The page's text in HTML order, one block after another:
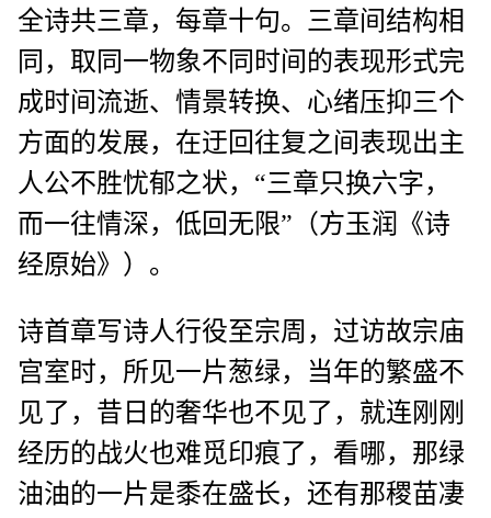
全诗共三章，每章十句。三章间结构相
同，取同一物象不同时间的表现形式完
成时间流逝、情景转换、心绪压抑三个
方面的发展，在迂回往复之间表现出主
人公不胜忧郁之状，“三章只换六字，
而一往情深，低回无限”（方玉润《诗
经原始》）。
诗首章写诗人行役至宗周，过访故宗庙
宫室时，所见一片葱绿，当年的繁盛不
见了，昔日的奢华也不见了，就连刚刚
经历的战火也难觅印痕了，看哪，那绿
油油的一片是黍在盛长，还有那稷苗凄